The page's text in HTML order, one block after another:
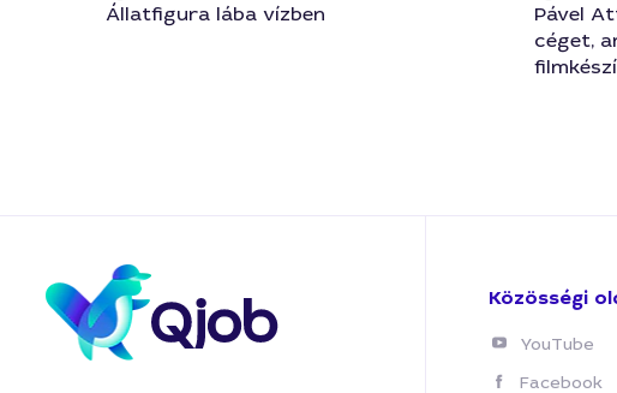
Állatfigura lába vízben
Pável
céget,
Közösségi
YouTube
Facebook